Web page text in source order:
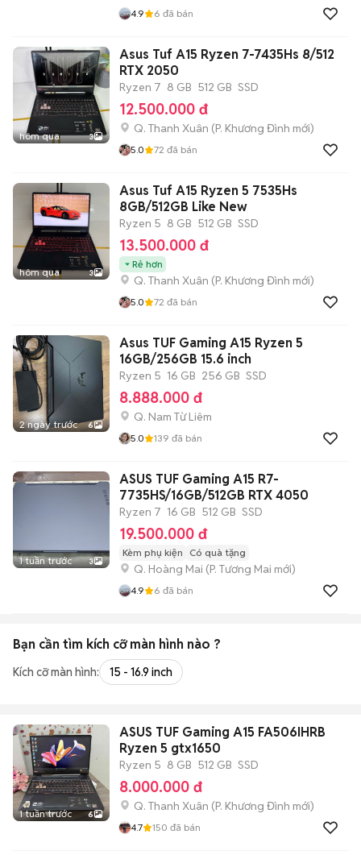
4.9 6 đã bán
hôm qua 3
Asus Tuf A15 Ryzen 7-7435Hs 8/512
RTX 2050
Ryzen 7 8 GB 512 GB SSD
12.500.000 đ
Q. Thanh Xuân (P. Khương Đình mới)
5.0 72 đã bán
hôm qua 3
Asus Tuf A15 Ryzen 5 7535Hs
8GB/512GB Like New
Ryzen 5 8 GB 512 GB SSD
13.500.000 đ
Rẻ hơn
Q. Thanh Xuân (P. Khương Đình mới)
5.0 72 đã bán
2 ngày trước 6
Asus TUF Gaming A15 Ryzen 5
16GB/256GB 15.6 inch
Ryzen 5 16 GB 256 GB SSD
8.888.000 đ
Q. Nam Từ Liêm
5.0 139 đã bán
1 tuần trước 3
ASUS TUF Gaming A15 R7-
7735HS/16GB/512GB RTX 4050
Ryzen 7 16 GB 512 GB SSD
19.500.000 đ
Kèm phụ kiện Có quà tặng
Q. Hoàng Mai (P. Tương Mai mới)
4.9 6 đã bán
Bạn cần tìm kích cỡ màn hình nào ?
Kích cỡ màn hình: 15 - 16.9 inch
1 tuần trước 6
ASUS TUF Gaming A15 FA506IHRB
Ryzen 5 gtx1650
Ryzen 5 8 GB 512 GB SSD
8.000.000 đ
Q. Thanh Xuân (P. Khương Đình mới)
4.7 150 đã bán